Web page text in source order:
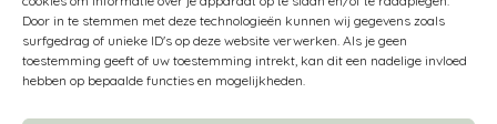
Door in te stemmen met deze technologieën kunnen wij gegevens zoals
surfgedrag of unieke ID's op deze website verwerken. Als je geen
toestemming geeft of uw toestemming intrekt, kan dit een nadelige invloed
hebben op bepaalde functies en mogelijkheden.
Over Pura Passione